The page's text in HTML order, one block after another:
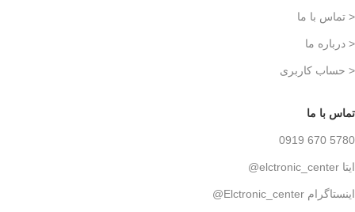
< تماس با ما
< درباره ما
< حساب کاربری
تماس با ما
5780 670 0919
ایتا elctronic_center@
اینستاگرام Elctronic_center@